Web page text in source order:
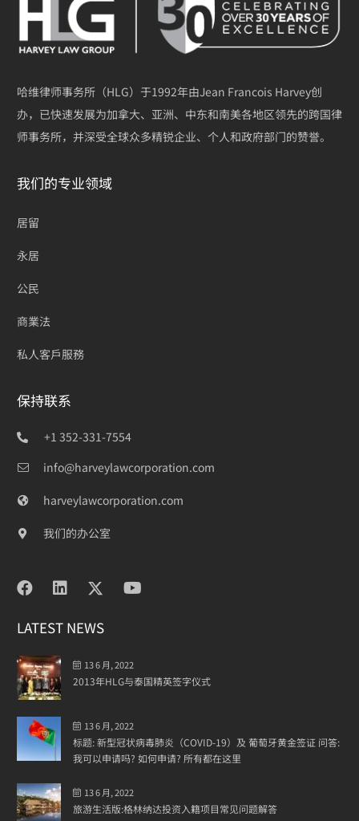
哈维律师事务所（HLG）于1992年由Jean Francois Harvey创
办，已快速发展为加拿大、亚洲、中东和南美各地区领先的跨国律
师事务所，并深受全球众多精锐企业、个人和政府部门的赞誉。
我们的专业领域
居留
永居
公民
商業法
私人客戶服務
保持联系
+1 352-331-7554
info@harveylawcorporation.com
harveylawcorporation.com
我们的办公室
LATEST NEWS
13 6 月, 2022
2013年HLG与泰国精英签字仪式
13 6 月, 2022
标题: 新型冠状病毒肺炎（COVID-19）及 葡萄牙黄金签证 问答:
我可以申请吗? 如何申请? 所有都在这里
13 6 月, 2022
旅游生活版:格林纳达投资入籍项目常见问题解答